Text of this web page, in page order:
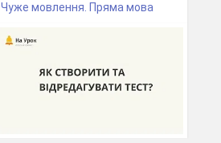
Чуже мовлення. Пряма мова